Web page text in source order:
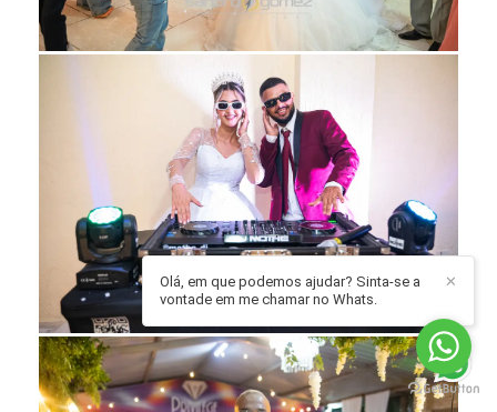
✕
Olá, em que podemos ajudar? Sinta-se a
vontade em me chamar no Whats.